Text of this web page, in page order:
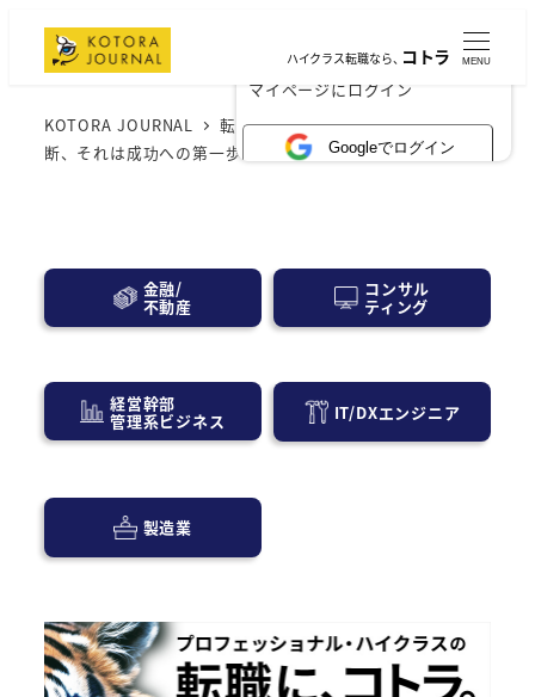
×
マイページにログイン
Googleでログイン
ハイクラス転職なら、コトラ MENU
KOTORA JOURNAL 転職・求人情報
現職に残る決
断、それは成功への第一歩？転職を考え直す術
金融/
不動産
コンサル
ティング
経営幹部
管理系ビジネス IT/DXエンジニア
製造業